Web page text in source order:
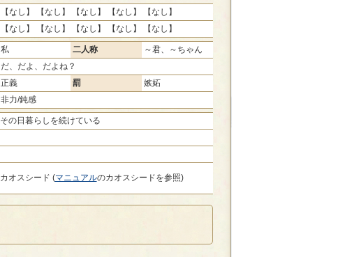
【なし】 【なし】 【なし】 【なし】 【なし】
【なし】 【なし】 【なし】 【なし】 【なし】
私 二人称
～君、～ちゃん
だ、だよ、だよね？
正義 罰
嫉妬
非力/鈍感
その日暮らしを続けている
カオスシード (マニュアルのカオスシードを参照)